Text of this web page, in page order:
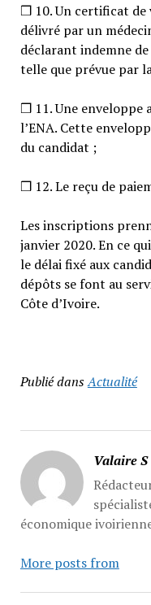
❒ 10. Un certificat
délivré par un
déclarant indemne
telle que prévue par
❒ 11. Une enveloppe
l’ENA. Cette
du candidat ;
❒ 12. Le reçu de
Les inscriptions
janvier 2020. En ce
le délai fixé aux
dépôts se font au
Côte d’Ivoire.
Publié dansActualité
Valaire S
économique
More posts from